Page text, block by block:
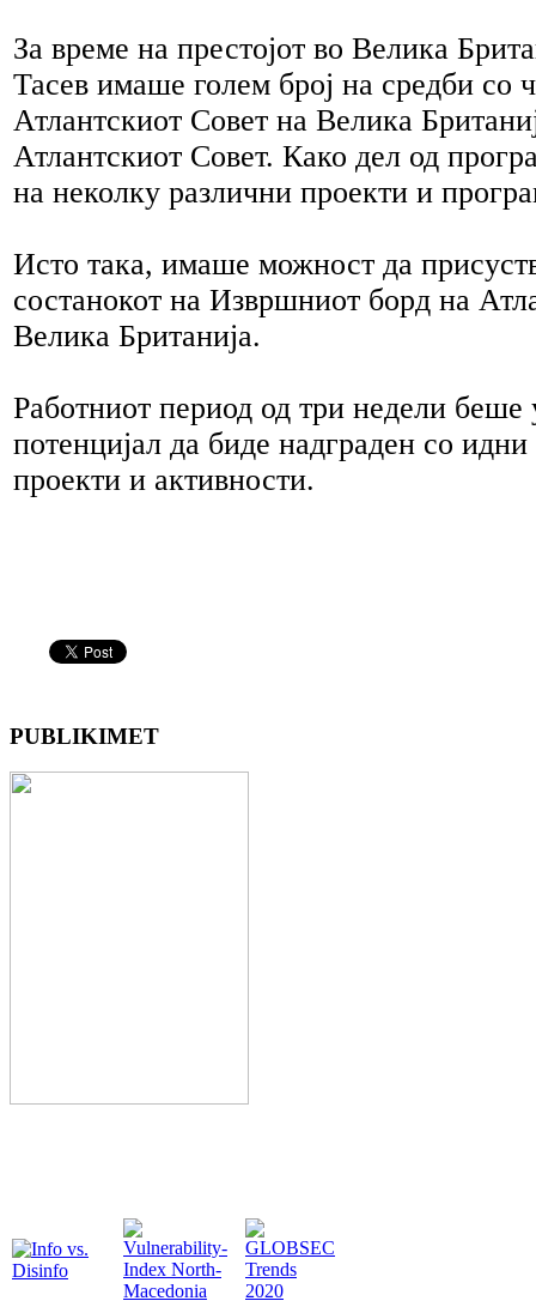
За време на престојот во Велика
Тасев имаше голем број на средби со
Атлантскиот Совет на Велика
Атлантскиот Совет. Како дел од
на неколку различни проекти и
Исто така, имаше можност да
состанокот на Извршниот борд на
Велика Британија.
Работниот период од три недели
потенцијал да биде надграден со
проекти и активности.
PUBLIKIMET